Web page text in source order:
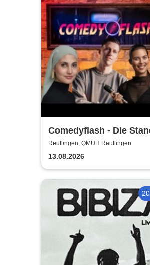
Comedyflash - Die
Comedy Show in
Reutlingen, QMUH Reutlingen
13.08.2026